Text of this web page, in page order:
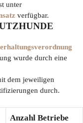
unter
verfügbar.
wurde durch eine
dem jeweiligen
durch.
Anzahl Betriebe